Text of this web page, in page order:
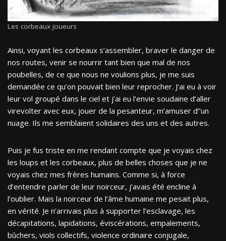
Les corbeaux joueurs
Ainsi, voyant les corbeaux s’assembler, braver le danger de
nos routes, venir se nourrir tant bien que mal de nos
poubelles, de ce que nous ne voulions plus, je me suis
demandée ce qu’on pouvait bien leur reprocher. J’ai eu à voir
leur vol groupé dans le ciel et j’ai eu l’envie soudaine d’aller
virevolter avec eux, jouer de la pesanteur, m’amuser d’’un
nuage. Ils me semblaient solidaires des uns et des autres.
Puis je fus triste en me rendant compte que je voyais chez
les loups et les corbeaux, plus de belles choses que je ne
voyais chez mes frères humains. Comme si, à force
d’entendre parler de leur noirceur, j’avais été encline à
l’oublier. Mais la noirceur de l’âme humaine me pesait plus,
en vérité. Je n’arrivais plus à supporter l’esclavage, les
décapitations, lapidations, éviscérations, empalements,
bûchers, viols collectifs, violence ordinaire conjugale,